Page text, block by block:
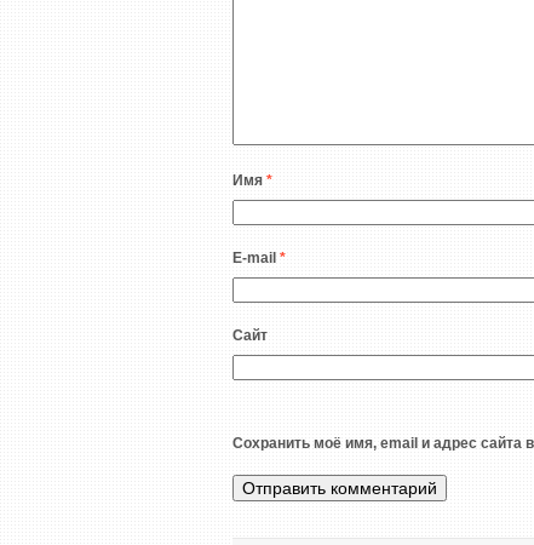
Имя *
E-mail *
Сайт
Сохранить моё имя, email и адрес